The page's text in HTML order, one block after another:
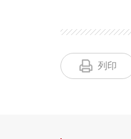
列印